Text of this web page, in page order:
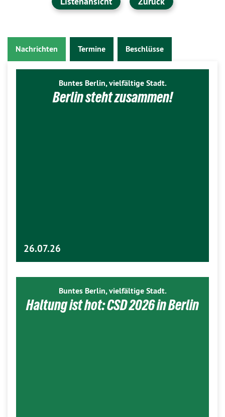
Nachrichten Termine Beschlüsse
Buntes Berlin, vielfältige Stadt.
Berlin steht zusammen!
26.07.26
Buntes Berlin, vielfältige Stadt.
Haltung ist hot: CSD 2026 in Berlin